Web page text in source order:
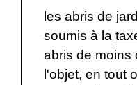
les abris de
soumis à la
abris de moins
l'objet, en tout